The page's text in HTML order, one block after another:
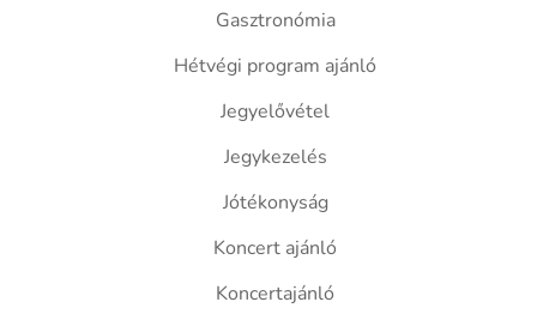
Gasztronómia
Hétvégi program ajánló
Jegyelővétel
Jegykezelés
Jótékonyság
Koncert ajánló
Koncertajánló